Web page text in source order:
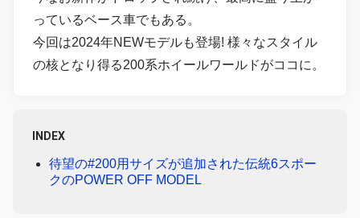
っているベース車でもある。
今回は2024年NEWモデルも登場! 様々なスタイル
の核となり得る200系ホイールワールドがココに。
INDEX
待望の#200用サイズが追加された伝統6スポー
クのPOWER OFF MODEL